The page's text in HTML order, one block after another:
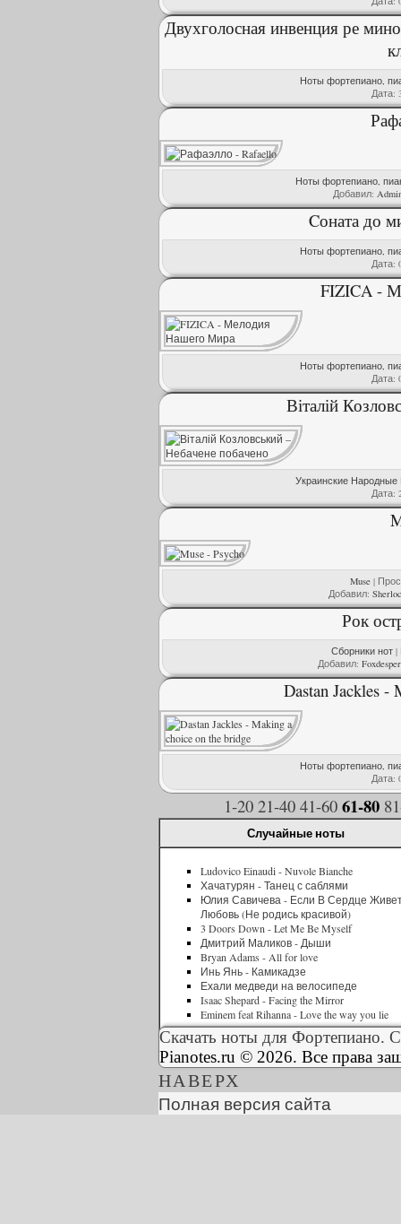
Двухголосная инвенция ре
Ноты фортепиано,
Дата:
Ноты фортепиано,
Добавил:
Cоната до
Ноты фортепиано,
Дата:
FIZICA -
Ноты фортепиано,
Дата:
Віталій
Украинские
Дата:
Muse|
Добавил:
Рок
Сборники нот |
Добавил:
Dastan Jackles -
Ноты фортепиано,
Дата:
1-20 21-40 41-60 61-80
Случайные ноты
Ludovico Einaudi - Nuvole Bianche
Хачатурян - Танец с саблями
Юлия Савичева - Если В Сердце
Любовь (Не родись красивой)
3 Doors Down - Let Me Be Myself
Дмитрий Маликов - Дыши
Bryan Adams - All for love
Инь Янь - Камикадзе
Ехали медведи на велосипеде
Isaac Shepard - Facing the Mirror
Eminem feat Rihanna - Love the way you lie
Скачать ноты для Фортепиано.
Pianotes.ru © 2026. Все права
НАВЕРХ
Полная версия сайта